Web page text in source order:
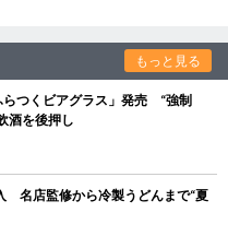
もっと見る
らつくビアグラス」発売 “強制
酒を後押し
名店監修から冷製うどんまで“夏